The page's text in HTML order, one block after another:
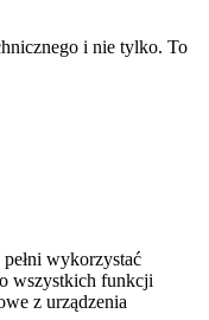
i nie tylko. To
wykorzystać
wszystkich funkcji
z urządzenia